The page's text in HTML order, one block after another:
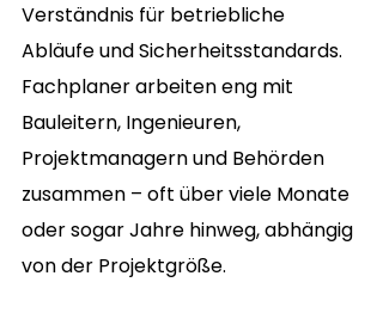
Verständnis für betriebliche
Abläufe und Sicherheitsstandards.
Fachplaner arbeiten eng mit
Bauleitern, Ingenieuren,
Projektmanagern und Behörden
zusammen – oft über viele Monate
oder sogar Jahre hinweg, abhängig
von der Projektgröße.